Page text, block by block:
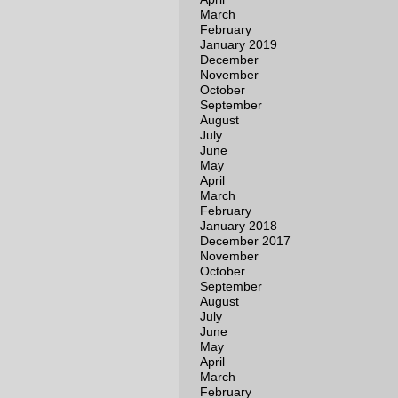
March
February
January 2019
December
November
October
September
August
July
June
May
April
March
February
January 2018
December 2017
November
October
September
August
July
June
May
April
March
February